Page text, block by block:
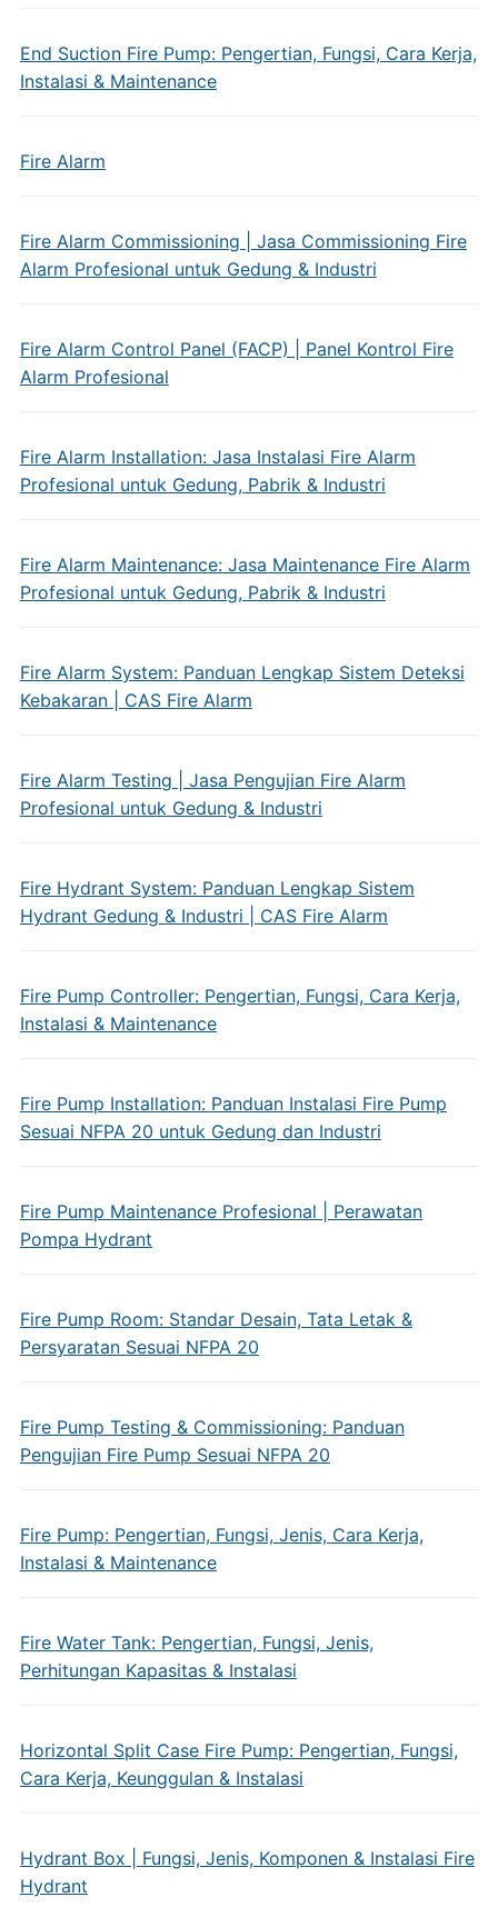
End Suction Fire Pump: Pengertian, Fungsi, Cara Kerja,
Instalasi & Maintenance
Fire Alarm
Fire Alarm Commissioning | Jasa Commissioning Fire
Alarm Profesional untuk Gedung & Industri
Fire Alarm Control Panel (FACP) | Panel Kontrol Fire
Alarm Profesional
Fire Alarm Installation: Jasa Instalasi Fire Alarm
Profesional untuk Gedung, Pabrik & Industri
Fire Alarm Maintenance: Jasa Maintenance Fire Alarm
Profesional untuk Gedung, Pabrik & Industri
Fire Alarm System: Panduan Lengkap Sistem Deteksi
Kebakaran | CAS Fire Alarm
Fire Alarm Testing | Jasa Pengujian Fire Alarm
Profesional untuk Gedung & Industri
Fire Hydrant System: Panduan Lengkap Sistem
Hydrant Gedung & Industri | CAS Fire Alarm
Fire Pump Controller: Pengertian, Fungsi, Cara Kerja,
Instalasi & Maintenance
Fire Pump Installation: Panduan Instalasi Fire Pump
Sesuai NFPA 20 untuk Gedung dan Industri
Fire Pump Maintenance Profesional | Perawatan
Pompa Hydrant
Fire Pump Room: Standar Desain, Tata Letak &
Persyaratan Sesuai NFPA 20
Fire Pump Testing & Commissioning: Panduan
Pengujian Fire Pump Sesuai NFPA 20
Fire Pump: Pengertian, Fungsi, Jenis, Cara Kerja,
Instalasi & Maintenance
Fire Water Tank: Pengertian, Fungsi, Jenis,
Perhitungan Kapasitas & Instalasi
Horizontal Split Case Fire Pump: Pengertian, Fungsi,
Cara Kerja, Keunggulan & Instalasi
Hydrant Box | Fungsi, Jenis, Komponen & Instalasi Fire
Hydrant